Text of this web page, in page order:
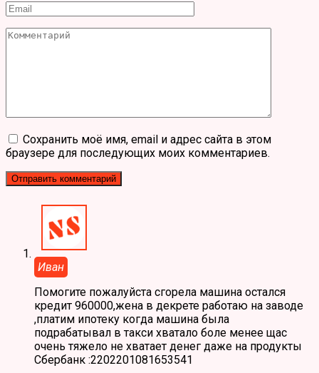
Email
Комментарий
Сохранить моё имя, email и адрес сайта в этом
браузере для последующих моих комментариев.
Иван
Помогите пожалуйста сгорела машина остался
кредит 960000,жена в декрете работаю на заводе
,платим ипотеку когда машина была
подрабатывал в такси хватало боле менее щас
очень тяжело не хватает денег даже на продукты
Сбербанк :2202201081653541